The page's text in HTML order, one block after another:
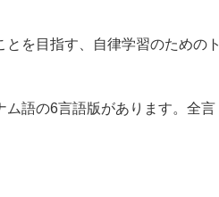
を目指す、自律学習のためのト
語の6言語版があります。全言